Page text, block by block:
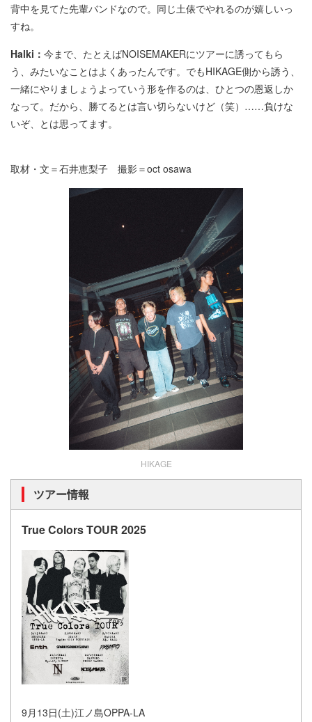
背中を見てた先輩バンドなので。同じ土俵でやれるのが嬉しいっ
すね。
Halki： 今まで、たとえばNOISEMAKERにツアーに誘ってもら
う、みたいなことはよくあったんです。でもHIKAGE側から誘う、
一緒にやりましょうよっていう形を作るのは、ひとつの恩返しか
なって。だから、勝てるとは言い切らないけど（笑）……負けな
いぞ、とは思ってます。
取材・文＝石井恵梨子 撮影＝oct osawa
HIKAGE
ツアー情報
True Colors TOUR 2025
9月13日(土)江ノ島OPPA-LA